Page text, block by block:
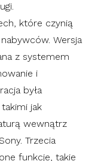
które czynią
Wersja
z systemem
i
była
jak
wewnątrz
Trzecia
funkcje, takie